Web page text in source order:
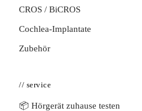
CROS / BiCROS
Cochlea-Implantate
Zubehör
// service
📦 Hörgerät zuhause testen